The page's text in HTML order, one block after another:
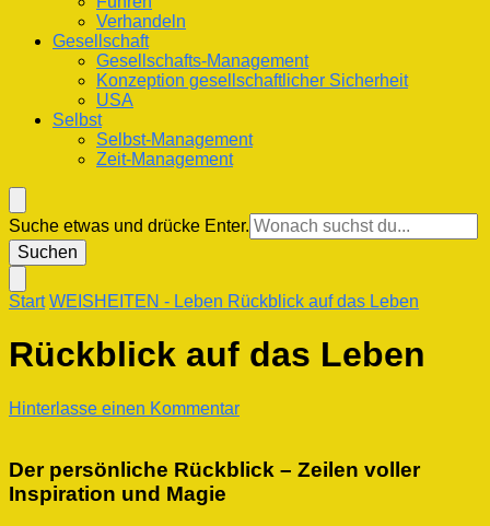
Verhandeln
Gesellschaft
Gesellschafts-Management
Konzeption gesellschaftlicher Sicherheit
USA
Selbst
Selbst-Management
Zeit-Management
Suchst
du
nach
Suche etwas und drücke Enter.
Start WEISHEITEN - Leben Rückblick auf das Leben
Rückblick auf das Leben
Hinterlasse einen Kommentarzu
das
Der persönliche Rückblick – Zeilen voller
Inspiration und Magie